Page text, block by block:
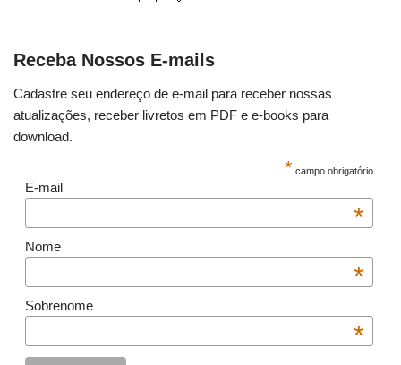
Receba Nossos E-mails
Cadastre seu endereço de e-mail para receber nossas
atualizações, receber livretos em PDF e e-books para
download.
* campo obrigatório
E-mail
*
Nome
*
Sobrenome
*